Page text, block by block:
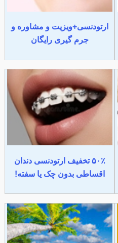
ارتودنسی+ویزیت و مشاوره و
جرم گیری رایگان
۵۰٪ تخفیف ارتودنسی دندان
اقساطی بدون چک یا سفته!